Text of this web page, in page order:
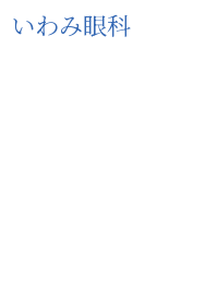
いわみ眼科